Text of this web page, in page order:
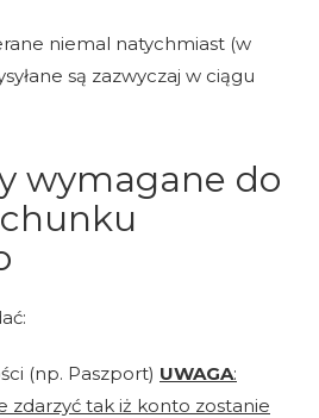
niemal natychmiast (w
są zazwyczaj w ciągu
wymagane do
(np. Paszport) UWAGA:
zdarzyć tak iż konto zostanie